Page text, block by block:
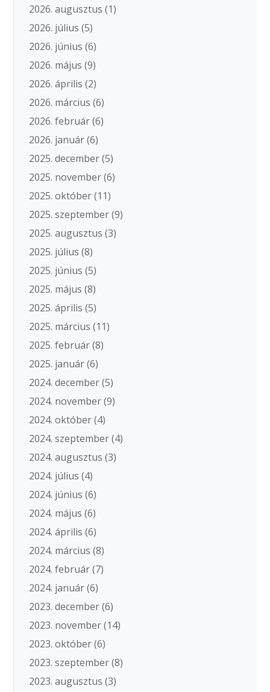
2026. augusztus (1)
2026. július (5)
2026. június (6)
2026. május (9)
2026. április (2)
2026. március (6)
2026. február(6)
2026. január(6)
2025. december(5)
2025. november(6)
2025. október(11)
2025. szeptember(9)
2025. augusztus (3)
2025. július (8)
2025. június (5)
2025. május (8)
2025. április (5)
2025. március (11)
2025. február(8)
2025. január(6)
2024. december(5)
2024. november(9)
2024. október(4)
2024. szeptember(4)
2024. augusztus (3)
2024. július (4)
2024. június (6)
2024. május (6)
2024. április (6)
2024. március (8)
2024. február(7)
2024. január(6)
2023. december(6)
2023. november(14)
2023. október(6)
2023. szeptember(8)
2023. augusztus (3)